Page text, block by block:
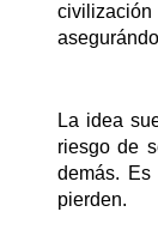
La idea
riesgo de
demás.
pierden.